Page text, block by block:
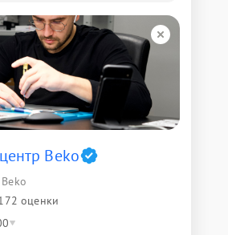
Beko
оценки